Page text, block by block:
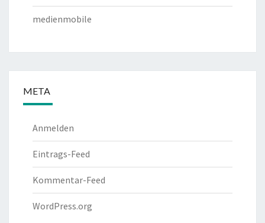
medienmobile
META
Anmelden
Eintrags-Feed
Kommentar-Feed
WordPress.org